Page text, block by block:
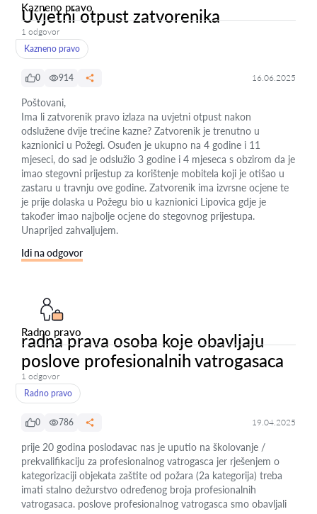
Kazneno pravo
Uvjetni otpust zatvorenika
1 odgovor
Kazneno pravo
0 914 16.06.2025
Poštovani,
Ima li zatvorenik pravo izlaza na uvjetni otpust nakon
odslužene dvije trećine kazne? Zatvorenik je trenutno u
kaznionici u Požegi. Osuđen je ukupno na 4 godine i 11
mjeseci, do sad je odslužio 3 godine i 4 mjeseca s obzirom da je
imao stegovni prijestup za korištenje mobitela koji je otišao u
zastaru u travnju ove godine. Zatvorenik ima izvrsne ocjene te
je prije dolaska u Požegu bio u kaznionici Lipovica gdje je
također imao najbolje ocjene do stegovnog prijestupa.
Unaprijed zahvaljujem.
Idi na odgovor
Radno pravo
radna prava osoba koje obavljaju
poslove profesionalnih vatrogasaca
1 odgovor
Radno pravo
0 786 19.04.2025
prije 20 godina poslodavac nas je uputio na školovanje /
prekvalifikaciju za profesionalnog vatrogasca jer rješenjem o
kategorizaciji objekata zaštite od požara (2a kategorija) treba
imati stalno dežurstvo određenog broja profesionalnih
vatrogasaca. poslove profesionalnog vatrogasca smo obavljali